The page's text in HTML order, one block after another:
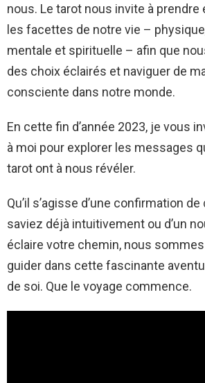
nous. Le tarot nous invite à
les facettes de notre vie –
mentale et spirituelle – afin que
des choix éclairés et naviguer de
consciente dans notre monde.
En cette fin d’année 2023, je vous
à moi pour explorer les messages
tarot ont à nous révéler.
Qu’il s’agisse d’une confirmation
saviez déjà intuitivement ou d’un
éclaire votre chemin, nous
guider dans cette fascinante
de soi. Que le voyage commence.